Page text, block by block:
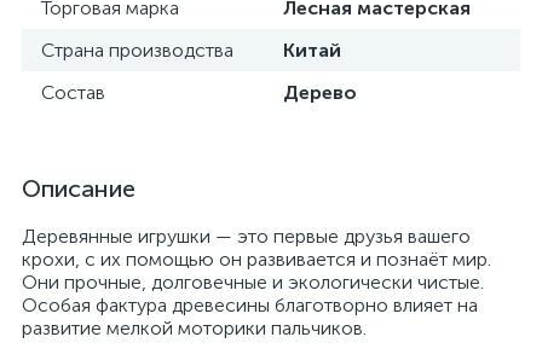
Торговая марка
Лесная мастерская
Страна производства
Китай
Состав
Дерево
Описание
Деревянные игрушки — это первые друзья вашего
крохи, с их помощью он развивается и познаёт мир.
Они прочные, долговечные и экологически чистые.
Особая фактура древесины благотворно влияет на
развитие мелкой моторики пальчиков.